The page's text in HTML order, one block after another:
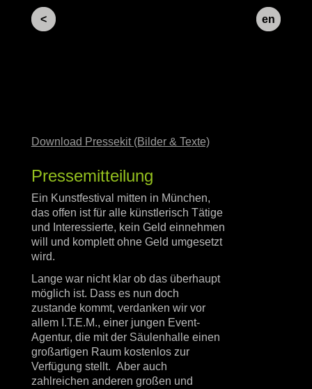
< en
Download Pressekit (Bilder & Texte)
Pressemitteilung
Ein Kunstfestival mitten in München,
das offen ist für alle künstlerisch Tätige
und Interessierte, kein Geld einnehmen
will und komplett ohne Geld umgesetzt
wird.
Lange war nicht klar ob das überhaupt
möglich ist. Dass es nun doch
zustande kommt, verdanken wir vor
allem I.T.E.M., einer jungen Event-
Agentur, die mit der Säulenhalle einen
großartigen Raum kostenlos zur
Verfügung stellt. Aber auch
zahlreichen anderen großen und